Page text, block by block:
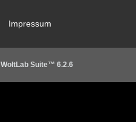
Impressum
WoltLab Suite™ 6.2.6